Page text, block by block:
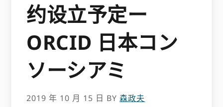
约设立予定ー
ORCID 日本コン
ソーシアミ
2019 年 10 月 15 日 BY森政夫